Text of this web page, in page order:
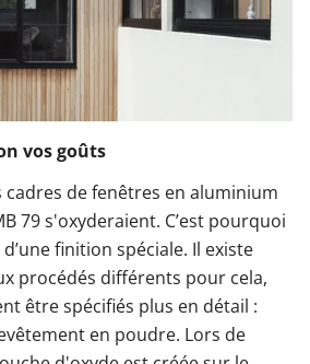
vos goûts
de fenêtres en aluminium
79 s'oxyderaient. C’est pourquoi
finition spéciale. Il existe
procédés différents pour cela,
être spécifiés plus en détail :
en poudre. Lors de